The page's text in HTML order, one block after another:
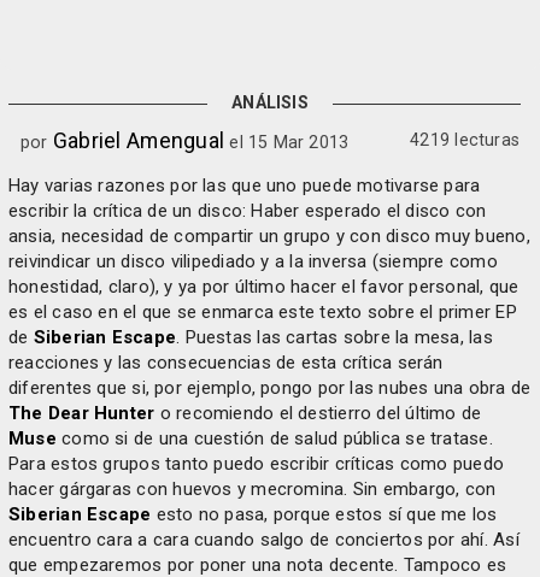
ANÁLISIS
por Gabriel Amengual el 15 Mar 2013 4219 lecturas
Hay varias razones por las que uno puede motivarse para
escribir la crítica de un disco: Haber esperado el disco con
ansia, necesidad de compartir un grupo y con disco muy bueno,
reivindicar un disco vilipediado y a la inversa (siempre como
honestidad, claro), y ya por último hacer el favor personal, que
es el caso en el que se enmarca este texto sobre el primer EP
de Siberian Escape. Puestas las cartas sobre la mesa, las
reacciones y las consecuencias de esta crítica serán
diferentes que si, por ejemplo, pongo por las nubes una obra de
The Dear Hunter o recomiendo el destierro del último de
Muse como si de una cuestión de salud pública se tratase.
Para estos grupos tanto puedo escribir críticas como puedo
hacer gárgaras con huevos y mecromina. Sin embargo, con
Siberian Escape esto no pasa, porque estos sí que me los
encuentro cara a cara cuando salgo de conciertos por ahí. Así
que empezaremos por poner una nota decente. Tampoco es